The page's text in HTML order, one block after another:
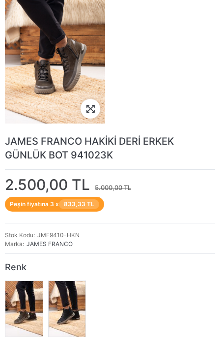
JAMES FRANCO HAKİKİ DERİ ERKEK
GÜNLÜK BOT 941023K
2.500,00 TL 5.000,00 TL
Peşin fiyatına 3 x 833,33 TL
Stok Kodu JMF9410-HKN
Marka JAMES FRANCO
Renk